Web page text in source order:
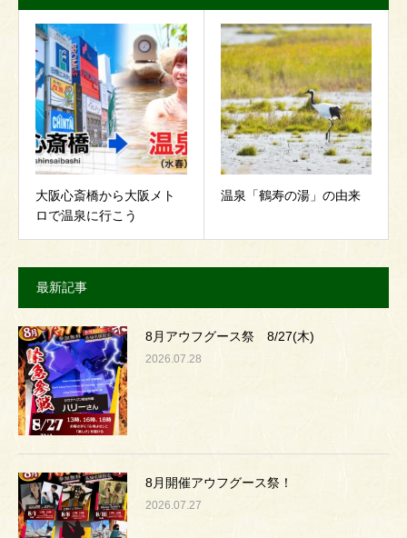
大阪心斎橋から大阪メト
ロで温泉に行こう
温泉「鶴寿の湯」の由来
最新記事
8月アウフグース祭 8/27(木)
2026.07.28
8月開催アウフグース祭！
2026.07.27